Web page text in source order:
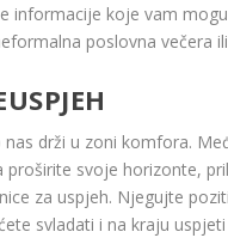
informacije koje vam
poslovna večera
drži u zoni komfora.
proširite svoje horizonte,
za uspjeh. Njegujte
svladati i na kraju